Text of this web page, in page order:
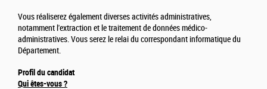
Vous réaliserez également diverses activités administratives,
notamment l'extraction et le traitement de données médico-
administratives. Vous serez le relai du correspondant informatique du
Département.
Profil du candidat
Qui êtes-vous ?